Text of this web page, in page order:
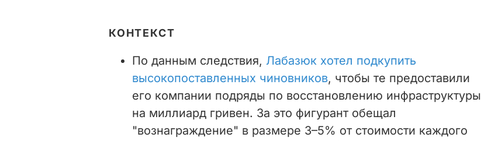
КОНТЕКСТ
По данным следствия, Лабазюк хотел подкупить
высокопоставленных чиновников, чтобы те предоставили
его компании подряды по восстановлению инфраструктуры
на миллиард гривен. За это фигурант обещал
"вознаграждение" в размере 3–5% от стоимости каждого